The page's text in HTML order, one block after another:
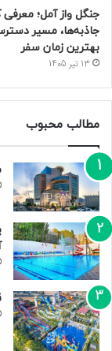
جنگل واز آمل؛ معرفی
جاذبه‌ها، مسیر
بهترین زمان سفر
13 تیر 1405
مطالب محبوب